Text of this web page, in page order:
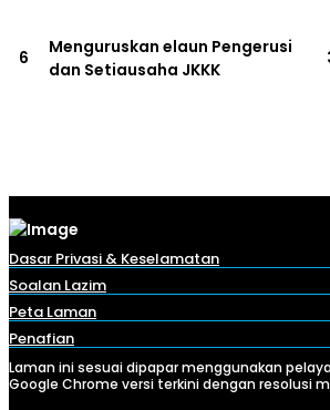
6
Menguruskan elaun Pengerusi
dan Setiausaha JKKK
Dasar Privasi & Keselamatan
Soalan Lazim
Peta Laman
Penafian
Laman ini sesuai dipapar menggunakan
Google Chrome versi terkini dengan resolusi